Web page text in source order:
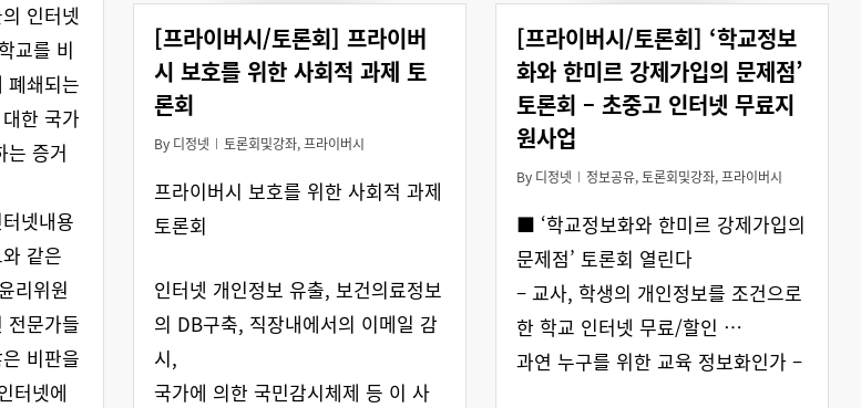
인터넷
교를 비
폐쇄되는
한 국가
는 증거
넷내용
같은
리위원
전문가들
비판을
터넷에
[프라이버시/토론회] 프라이버
시 보호를 위한 사회적 과제 토
론회
By 디정넷 토론회및강좌,프라이버시
프라이버시 보호를 위한 사회적 과제
토론회
인터넷 개인정보 유출, 보건의료정보
의 DB구축, 직장내에서의 이메일 감
시,
국가에 의한 국민감시체제 등 이 사
[프라이버시/토론회] ‘학교정보
화와 한미르 강제가입의 문제점’
토론회 – 초중고 인터넷 무료지
원사업
By 디정넷 정보공유, 토론회및강좌,프라이버시
■ ‘학교정보화와 한미르 강제가입의
문제점’ 토론회 열린다
– 교사, 학생의 개인정보를 조건으로
한 학교 인터넷 무료/할인 …
과연 누구를 위한 교육 정보화인가 –